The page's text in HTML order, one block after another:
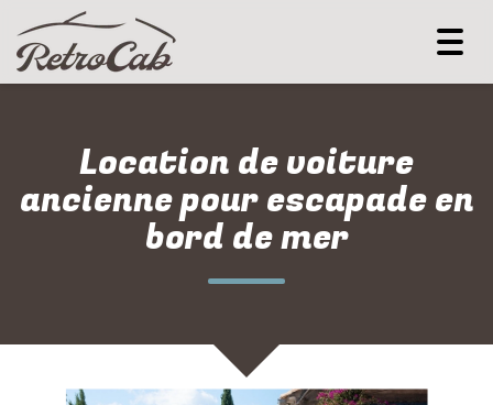
Location de voiture
ancienne pour escapade en
bord de mer